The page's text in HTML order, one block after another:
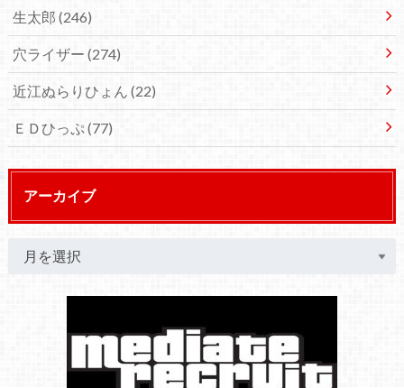
生太郎 (246)
穴ライザー (274)
近江ぬらりひょん (22)
ＥＤひっぷ(77)
アーカイブ